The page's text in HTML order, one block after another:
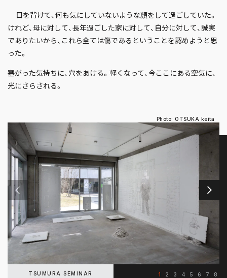
目を背けて、何も気にしていないような顔をして過ごしていた。
けれど、母に対して、長年過ごした家に対して、自分に対して、誠実
でありたいから、これら全ては傷であるということを認めようと思
った。
塞がった気持ちに、穴をあける。軽くなって、今ここにある空気に、
光にさらされる。
Photo: OTSUKA keita
1 2 3 4 5 6 7 8
TSUMURA SEMINAR